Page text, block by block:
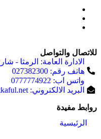
للاتصال والتواصل
الادارة العامة: الرمثا - شارع وصفي التل -
هاتف رقم: 027382300
واتس اب: 0777774922
البريد الالكتروني: info@altkaful.net
روابط مفيدة
الرئيسية